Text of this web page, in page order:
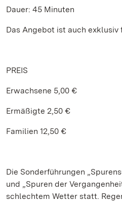
Dauer: 45 Minuten
Das Angebot ist auch exklusiv
PREIS
Erwachsene 5,00 €
Ermäßigte 2,50 €
Familien 12,50 €
Die Sonderführungen
und „Spuren der
schlechtem Wetter statt.